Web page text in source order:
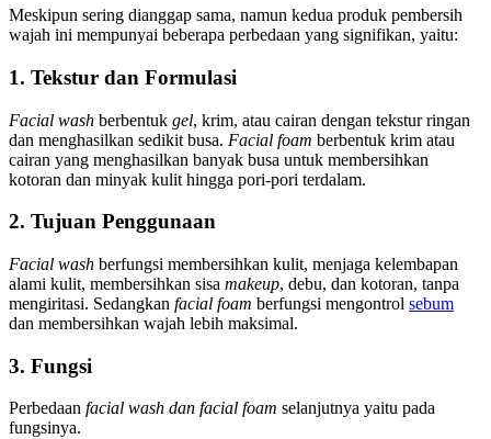
Meskipun sering dianggap sama, namun kedua produk pembersih
wajah ini mempunyai beberapa perbedaan yang signifikan, yaitu:
1. Tekstur dan Formulasi
Facial wash berbentuk gel, krim, atau cairan dengan tekstur ringan
dan menghasilkan sedikit busa. Facial foam berbentuk krim atau
cairan yang menghasilkan banyak busa untuk membersihkan
kotoran dan minyak kulit hingga pori-pori​ terdalam.
2. Tujuan Penggunaan
Facial wash berfungsi membersihkan kulit, menjaga kelembapan
alami kulit, membersihkan sisa makeup, debu, dan kotoran, tanpa
mengiritasi. Sedangkan facial foam berfungsi mengontrol sebum
dan membersihkan wajah lebih maksimal.
3. Fungsi
Perbedaan facial wash dan facial foam selanjutnya yaitu pada
fungsinya.